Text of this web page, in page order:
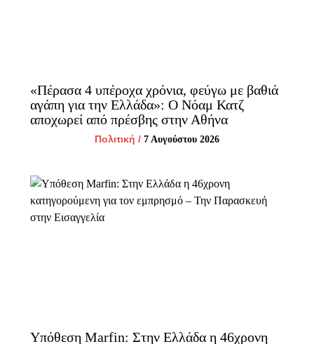
«Πέρασα 4 υπέροχα χρόνια, φεύγω με βαθιά
αγάπη για την Ελλάδα»: Ο Νόαμ Κατζ
αποχωρεί από πρέσβης στην Αθήνα
Πολιτική / 7 Αυγούστου 2026
Υπόθεση Marfin: Στην Ελλάδα η 46χρονη